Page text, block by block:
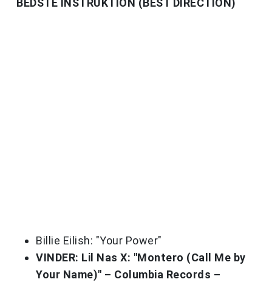
BEDSTE INSTRUKTION (BEST DIRECTION)
Billie Eilish: "Your Power"
VINDER: Lil Nas X: "Montero (Call Me by
Your Name)" – Columbia Records –